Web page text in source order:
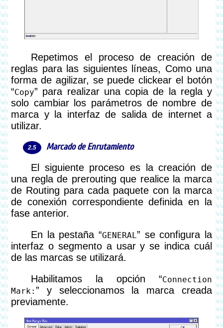
Repetimos el proceso de creación de
reglas para las siguientes líneas, Como una
forma de agilizar, se puede clickear el botón
“Copy” para realizar una copia de la regla y
solo cambiar los parámetros de nombre de
marca y la interfaz de salida de internet a
utilizar.
Marcado de Enrutamiento
El siguiente proceso es la creación de
una regla de prerouting que realice la marca
de Routing para cada paquete con la marca
de conexión correspondiente definida en la
fase anterior.
En la pestaña “GENERAL” se configura la
interfaz o segmento a usar y se indica cuál
de las marcas se utilizará.
Habilitamos la opción “Connection
Mark: ” y seleccionamos la marca creada
previamente.